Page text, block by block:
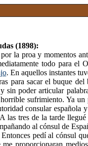
(1898):
por la proa y momentos
todo para el
. En aquellos instantes
para sacar el buque del
sin poder articular
sufrimiento. Ya un
consular española
las tres de la tarde
al cónsul de
pedí al cónsul
proporcionaran